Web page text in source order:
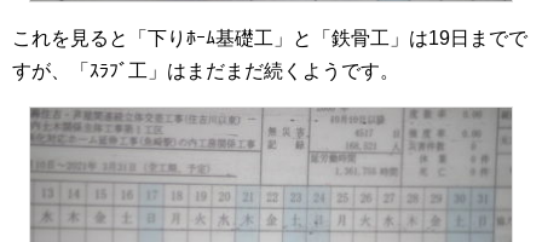
これを見ると「下りﾎｰﾑ基礎工」と「鉄骨工」は19日までで
すが、「ｽﾗﾌﾞ工」はまだまだ続くようです。